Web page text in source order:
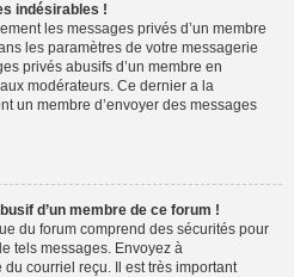
indésirables !
les messages privés d’un membre
les paramètres de votre messagerie
privés abusifs d’un membre en
modérateurs. Ce dernier a la
un membre d’envoyer des messages
d’un membre de ce forum !
du forum comprend des sécurités pour
tels messages. Envoyez à
du courriel reçu. Il est très important